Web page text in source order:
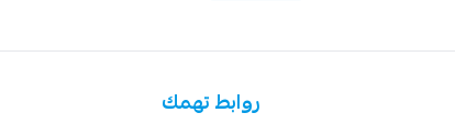
روابط تهمك